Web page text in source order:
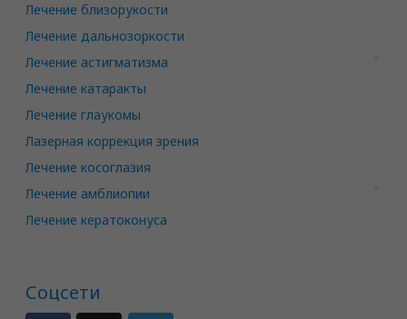
Лечение близорукости
Лечение дальнозоркости
Лечение астигматизма
Лечение катаракты
Лечение глаукомы
Лазерная коррекция зрения
Лечение косоглазия
Лечение амблиопии
Лечение кератоконуса
Соцсети